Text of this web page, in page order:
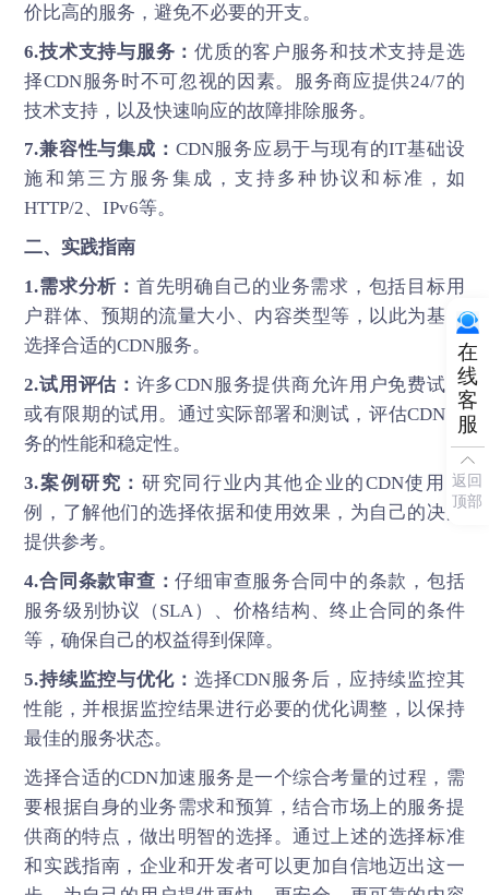
价比高的服务，避免不必要的开支。
6.技术支持与服务：优质的客户服务和技术支持是选
择CDN服务时不可忽视的因素。服务商应提供24/7的
技术支持，以及快速响应的故障排除服务。
7.兼容性与集成： CDN服务应易于与现有的IT基础设
施和第三方服务集成，支持多种协议和标准，如
HTTP/2、IPv6等。
二、实践指南
1.需求分析： 首先明确自己的业务需求，包括目标用
户群体、预期的流量大小、内容类型等，以此为基础
选择合适的CDN服务。
2.试用评估： 许多CDN服务提供商允许用户免费试用
或有限期的试用。通过实际部署和测试，评估CDN服
务的性能和稳定性。
3.案例研究：研究同行业内其他企业的CDN使用案
例，了解他们的选择依据和使用效果，为自己的决策
提供参考。
4.合同条款审查：仔细审查服务合同中的条款，包括
服务级别协议（SLA）、价格结构、终止合同的条件
等，确保自己的权益得到保障。
5.持续监控与优化： 选择CDN服务后，应持续监控其
性能，并根据监控结果进行必要的优化调整，以保持
最佳的服务状态。
选择合适的CDN加速服务是一个综合考量的过程，需
要根据自身的业务需求和预算，结合市场上的服务提
供商的特点，做出明智的选择。通过上述的选择标准
和实践指南，企业和开发者可以更加自信地迈出这一
在
线
客
服
返回
顶部